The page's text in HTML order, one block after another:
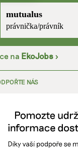
aktivní
mutualus
právnička/právník
na EkoJobs >
NÁS